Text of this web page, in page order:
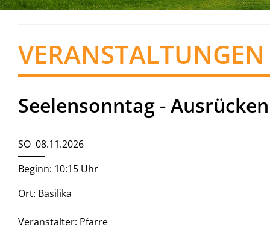
VERANSTALTUNGEN
Seelensonntag -
SO 08.11.2026
Beginn: 10:15 Uhr
Ort: Basilika
Veranstalter: Pfarre